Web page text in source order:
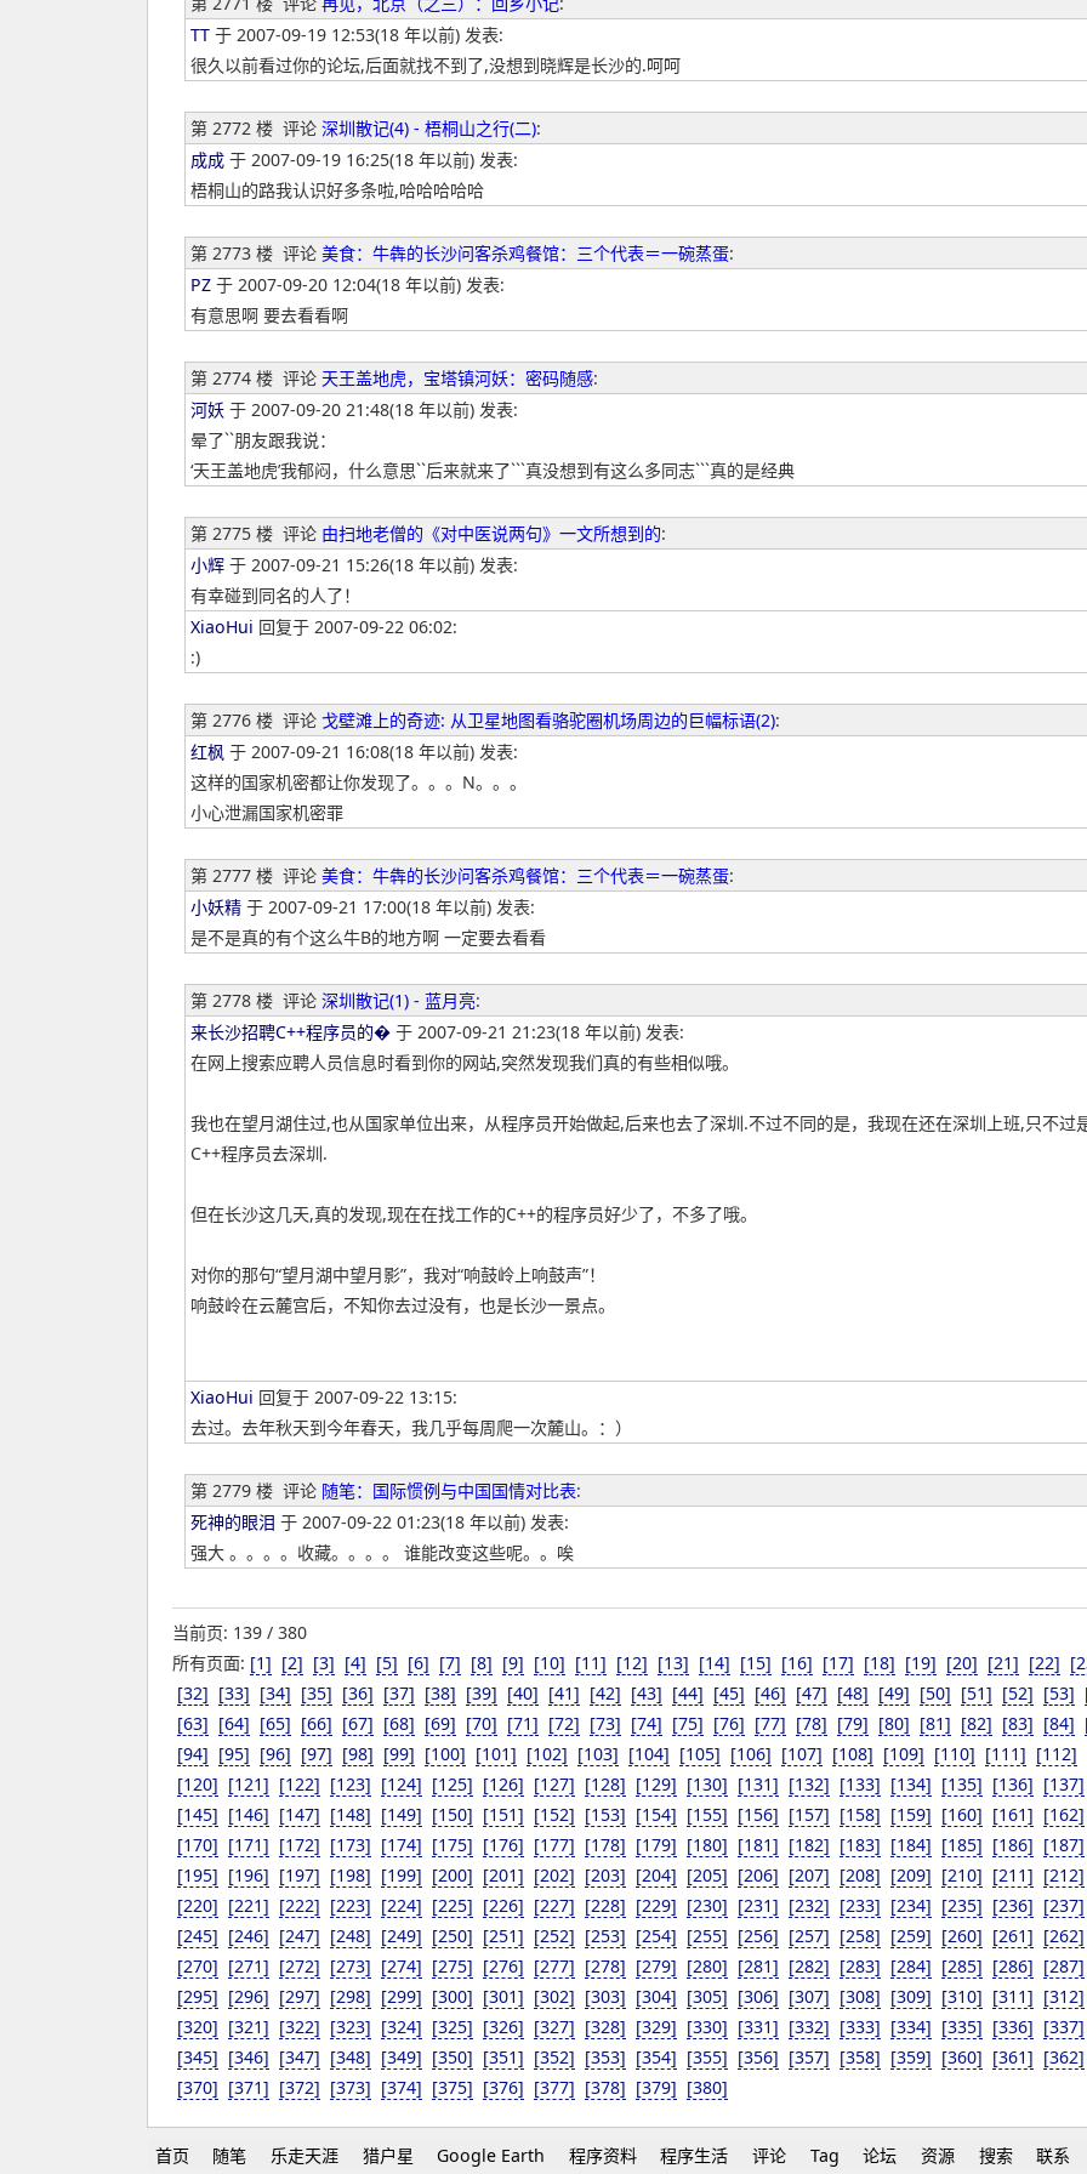
TT 于 2007-09-19 12:53(18 年以前) 发表:
很久以前看过你的论坛,后面就找不到了,没想到晓辉是长沙的.呵呵
第 2772 楼 评论 深圳散记(4) - 梧桐山之行(二):
成成 于 2007-09-19 16:25(18 年以前) 发表:
梧桐山的路我认识好多条啦,哈哈哈哈哈
第 2773 楼 评论 美食：牛犇的长沙问客杀鸡餐馆：三个代表＝一碗蒸蛋:
PZ 于 2007-09-20 12:04(18 年以前) 发表:
有意思啊 要去看看啊
第 2774 楼 评论 天王盖地虎，宝塔镇河妖：密码随感:
河妖 于 2007-09-20 21:48(18 年以前) 发表:
晕了``朋友跟我说：
‘天王盖地虎’我郁闷，什么意思``后来就来了```真没想到有这么多同志```真的是经典
第 2775 楼 评论 由扫地老僧的《对中医说两句》一文所想到的:
小辉 于 2007-09-21 15:26(18 年以前) 发表:
有幸碰到同名的人了！
XiaoHui 回复于 2007-09-22 06:02:
:)
第 2776 楼 评论 戈壁滩上的奇迹: 从卫星地图看骆驼圈机场周边的巨幅标语(2):
红枫 于 2007-09-21 16:08(18 年以前) 发表:
这样的国家机密都让你发现了。。。N。。。
小心泄漏国家机密罪
第 2777 楼 评论 美食：牛犇的长沙问客杀鸡餐馆：三个代表＝一碗蒸蛋:
小妖精 于 2007-09-21 17:00(18 年以前) 发表:
是不是真的有个这么牛B的地方啊 一定要去看看
第 2778 楼 评论 深圳散记(1) - 蓝月亮:
来长沙招聘C++程序员的� 于 2007-09-21 21:23(18 年以前) 发表:
在网上搜索应聘人员信息时看到你的网站,突然发现我们真的有些相似哦。
我也在望月湖住过,也从国家单位出来，从程序员开始做起,后来也去了深圳.不过不同的是，我现在还在深圳上班,只不
C++程序员去深圳.
但在长沙这几天,真的发现,现在在找工作的C++的程序员好少了，不多了哦。
对你的那句“望月湖中望月影”，我对“响鼓岭上响鼓声”！
响鼓岭在云麓宫后，不知你去过没有，也是长沙一景点。
XiaoHui 回复于 2007-09-22 13:15:
去过。去年秋天到今年春天，我几乎每周爬一次麓山。：）
第 2779 楼 评论 随笔：国际惯例与中国国情对比表:
死神的眼泪 于 2007-09-22 01:23(18 年以前) 发表:
强大 。。。。收藏。。。。 谁能改变这些呢。。唉
当前页: 139 / 380
所有页面: [1] [2] [3] [4] [5] [6] [7] [8] [9] [10] [11] [12] [13] [14] [15] [16] [17] [18] [19] [20] [21] [22]
[32] [33] [34] [35] [36] [37] [38] [39] [40] [41] [42] [43] [44] [45] [46] [47] [48] [49] [50] [51] [52] [53]
[63] [64] [65] [66] [67] [68] [69] [70] [71] [72] [73] [74] [75] [76] [77] [78] [79] [80] [81] [82] [83] [84]
[94] [95] [96] [97] [98] [99] [100] [101] [102] [103] [104] [105] [106] [107] [108] [109] [110] [111] [112]
[120] [121] [122] [123] [124] [125] [126] [127] [128] [129] [130] [131] [132] [133] [134] [135] [136] [137]
[145] [146] [147] [148] [149] [150] [151] [152] [153] [154] [155] [156] [157] [158] [159] [160] [161] [162]
[170] [171] [172] [173] [174] [175] [176] [177] [178] [179] [180] [181] [182] [183] [184] [185] [186] [187]
[195] [196] [197] [198] [199] [200] [201] [202] [203] [204] [205] [206] [207] [208] [209] [210] [211] [212]
[220] [221] [222] [223] [224] [225] [226] [227] [228] [229] [230] [231] [232] [233] [234] [235] [236] [237]
[245] [246] [247] [248] [249] [250] [251] [252] [253] [254] [255] [256] [257] [258] [259] [260] [261] [262]
[270] [271] [272] [273] [274] [275] [276] [277] [278] [279] [280] [281] [282] [283] [284] [285] [286] [287]
[295] [296] [297] [298] [299] [300] [301] [302] [303] [304] [305] [306] [307] [308] [309] [310] [311] [312]
[320] [321] [322] [323] [324] [325] [326] [327] [328] [329] [330] [331] [332] [333] [334] [335] [336] [337]
[345] [346] [347] [348] [349] [350] [351] [352] [353] [354] [355] [356] [357] [358] [359] [360] [361] [362]
[370] [371] [372] [373] [374] [375] [376] [377] [378] [379] [380]
首页 随笔 乐走天涯 猎户星 Google Earth 程序资料 程序生活 评论 Tag 论坛 资源 搜索 联系